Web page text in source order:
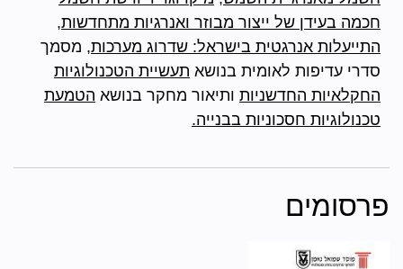
חכמה בעידן של ייצור מבוזר ואנרגיות מתחדשות,
התייעלות אנרגטית בישראל: שדרוג מערכות, מסמך
סדרי עדיפות לאומית בנושא תעשיית הטכנולוגיות
החקלאיות החדשניות ותיאור מחקר בנושא הטמעת
טכנולוגיות חסכוניות בבנייה.
פרסומים